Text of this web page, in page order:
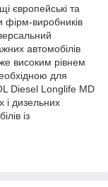
європейські та
фірм-виробників
автомобілів
високим рівнем
для
Diesel Longlife MD
і дизельних
із